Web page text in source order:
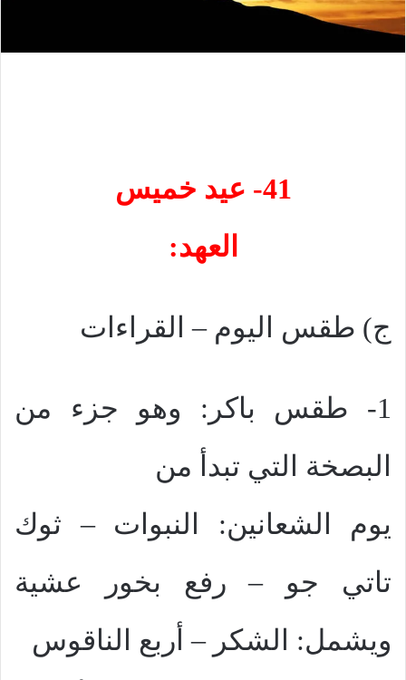
41- عيد خميس
العهد:
ج) طقس اليوم – القراءات
1- طقس باكر: وهو جزء من
البصخة التي تبدأ من
يوم الشعانين: النبوات – ثوك
تاتي جو – رفع بخور عشية
ويشمل: الشكر – أربع الناقوس